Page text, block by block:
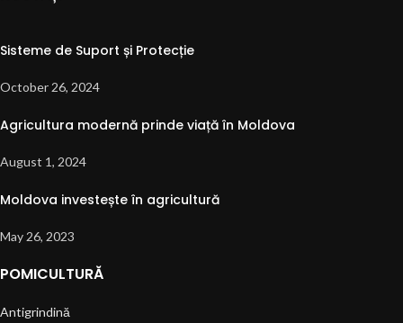
Sisteme de Suport și Protecție
October 26, 2024
Agricultura modernă prinde viață în Moldova
August 1, 2024
Moldova investește în agricultură
May 26, 2023
POMICULTURĂ
Antigrindină